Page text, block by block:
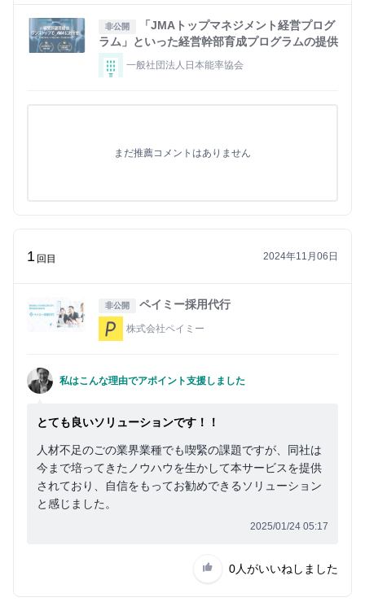
非公開
「JMAトップマネジメント経営プログ
ラム」といった経営幹部育成プログラムの提供
一般社団法人日本能率協会
まだ推薦コメントはありません
1 回目 2024年11月06日
非公開 ペイミー採用代行
株式会社ペイミー
私はこんな理由でアポイント支援しました
とても良いソリューションです！！
人材不足のごの業界業種でも喫緊の課題ですが、同社は
今まで培ってきたノウハウを生かして本サービスを提供
されており、自信をもってお勧めできるソリューション
と感じました。
2025/01/24 05:17
0人がいいねしました